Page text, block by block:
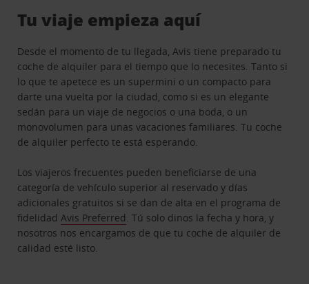
Tu viaje empieza aquí
Desde el momento de tu llegada, Avis tiene preparado tu
coche de alquiler para el tiempo que lo necesites. Tanto si
lo que te apetece es un supermini o un compacto para
darte una vuelta por la ciudad, como si es un elegante
sedán para un viaje de negocios o una boda, o un
monovolumen para unas vacaciones familiares. Tu coche
de alquiler perfecto te está esperando.
Los viajeros frecuentes pueden beneficiarse de una
categoría de vehículo superior al reservado y días
adicionales gratuitos si se dan de alta en el programa de
fidelidadAvis Preferred. Tú solo dinos la fecha y hora, y
nosotros nos encargamos de que tu coche de alquiler de
calidad esté listo.